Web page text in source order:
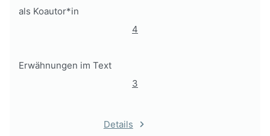
als Koautor*in
4
Erwähnungen im Text
3
Details